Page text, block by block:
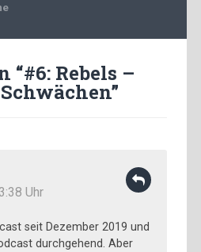
“#6: Rebels –
”
Uhr
seit Dezember 2019 und
durchgehend. Aber